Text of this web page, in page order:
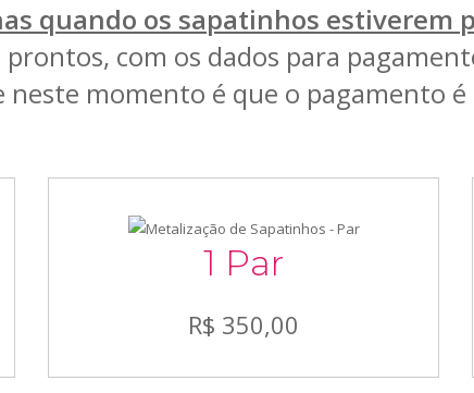
quando os sapatinhos estiverem
com os dados para
neste momento é que o pagamento é
1 Par
R$ 350,00